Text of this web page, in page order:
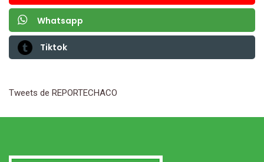
Whatsapp
Tiktok
Tweets de REPORTECHACO